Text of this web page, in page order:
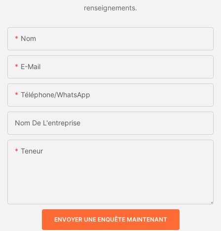
renseignements.
Nom
E-Mail
Téléphone/WhatsApp
Nom De L'entreprise
Teneur
ENVOYER UNE ENQUÊTE MAINTENANT